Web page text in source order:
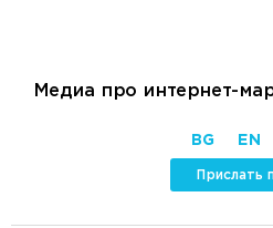
Медиа про интернет-
BG EN
Прислать